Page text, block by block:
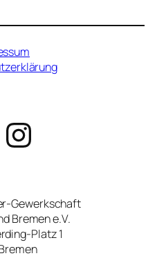
Instagram
Gewerkschaft
Bremen e.V.
Platz 1